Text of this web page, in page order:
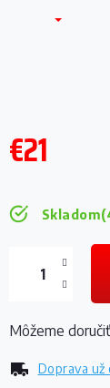
€21
Skladom
Doprava už
Môžeme